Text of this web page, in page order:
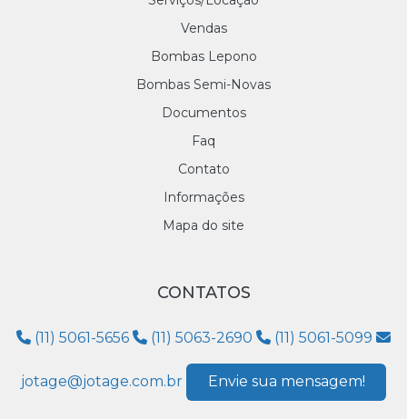
Vendas
Bombas Lepono
Bombas Semi-Novas
Documentos
Faq
Contato
Informações
Mapa do site
CONTATOS
(11) 5061-5656 (11) 5063-2690 (11) 5061-5099
jotage@jotage.com.br Envie sua mensagem!